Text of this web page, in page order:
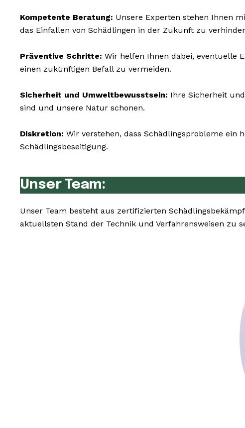
Kompetente Beratung: Unsere Experten stehen Ihnen
das Einfallen von Schädlingen in der Zukunft zu
Präventive Schritte: Wir helfen Ihnen dabei, eventuelle
einen zukünftigen Befall zu vermeiden.
Sicherheit und Umweltbewusstsein: Ihre Sicherheit
sind und unsere Natur schonen.
Diskretion: Wir verstehen, dass Schädlingsprobleme ein
Schädlingsbeseitigung.
Unser Team:
Unser Team besteht aus zertifizierten
aktuellsten Stand der Technik und Verfahrensweisen zu